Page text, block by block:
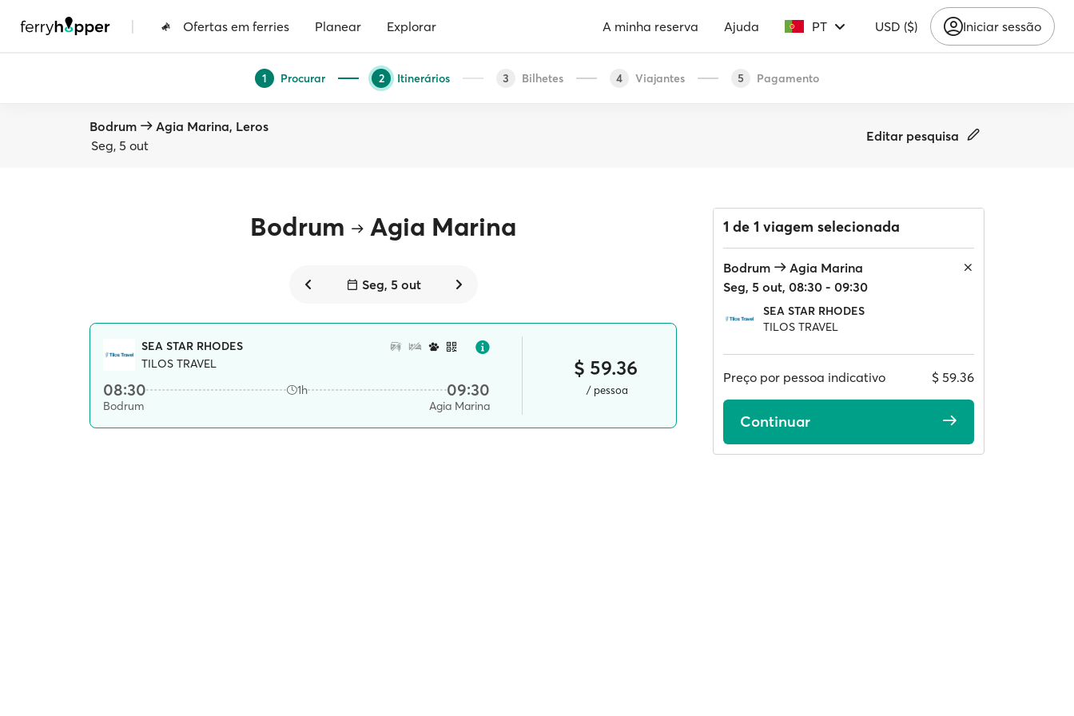
| Ofertas em ferries Planear Explorar A minha reserva Ajuda PT USD ($) Iniciar sessão
1 Procurar 2 Itinerários 3 Bilhetes 4 Viajantes 5 Pagamento
Bodrum
Agia Marina, Leros
Seg, 5 out
Editar pesquisa
Bodrum Agia Marina
Seg, 5 out
SEA STAR RHODES
TILOS TRAVEL
08:30 1h 09:30
Bodrum Agia Marina
$ 59.36
/ pessoa
1 de 1 viagem selecionada
Bodrum
Agia Marina
Seg, 5 out, 08:30 - 09:30
SEA STAR RHODES
TILOS TRAVEL
Preço por pessoa indicativo $ 59.36
Continuar